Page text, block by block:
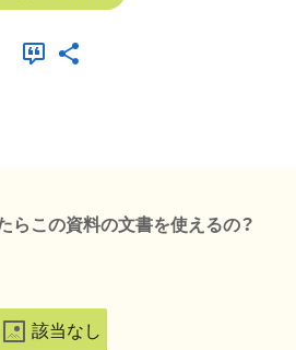
らこの資料の文書を使えるの？
該当なし